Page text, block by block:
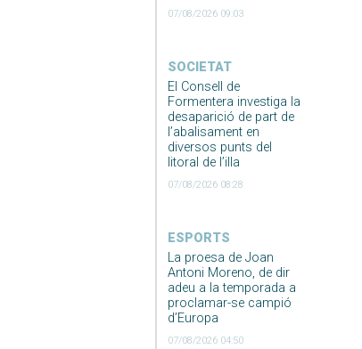
07/08/2026 09:03
SOCIETAT
El Consell de
Formentera investiga la
desaparició de part de
l’abalisament en
diversos punts del
litoral de l’illa
07/08/2026 08:28
ESPORTS
La proesa de Joan
Antoni Moreno, de dir
adeu a la temporada a
proclamar-se campió
d’Europa
07/08/2026 04:50